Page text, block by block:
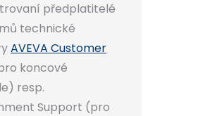
předplatitelé
technické
AVEVA Customer
koncové
resp.
Support (pro